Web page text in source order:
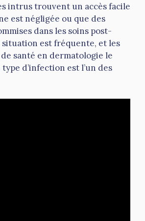
intrus trouvent un accès facile
est négligée ou que des
dans les soins post-
est fréquente, et les
santé en dermatologie le
d’infection est l’un des